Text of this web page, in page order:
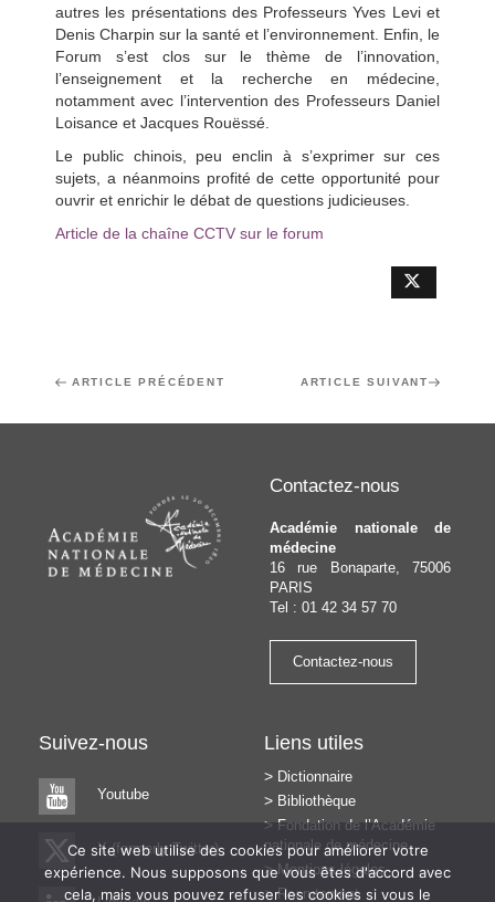
autres les présentations des Professeurs Yves Levi et
Denis Charpin sur la santé et l’environnement. Enfin, le
Forum s’est clos sur le thème de l’innovation,
l’enseignement et la recherche en médecine,
notamment avec l’intervention des Professeurs Daniel
Loisance et Jacques Rouëssé.
Le public chinois, peu enclin à s’exprimer sur ces
sujets, a néanmoins profité de cette opportunité pour
ouvrir et enrichir le débat de questions judicieuses.
Article de la chaîne CCTV sur le forum
Navigation
l’article
Article
ARTICLE PRÉCÉDENT
Article
ARTICLE SUIVANT
Contactez-nous
Académie nationale de
médecine
16 rue Bonaparte, 75006
PARIS
Tel : 01 42 34 57 70
Contactez-nous
Suivez-nous
Youtube
X (formerly Twitter)
Liens utiles
Dictionnaire
Bibliothèque
Fondation de l’Académie
nationale de médecine
Mentions légales
Recrutement
Ce site web utilise des cookies pour améliorer votre
expérience. Nous supposons que vous êtes d'accord avec
cela, mais vous pouvez refuser les cookies si vous le